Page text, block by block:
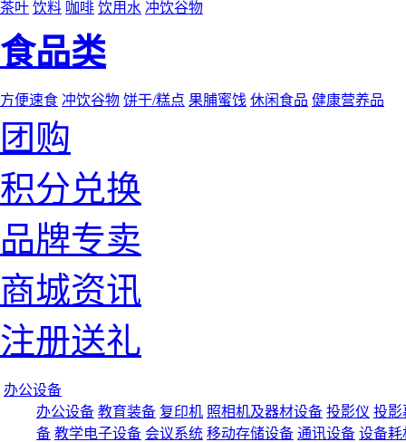
茶叶 饮料 咖啡 饮用水 冲饮谷物
食品类
方便速食 冲饮谷物 饼干/糕点 果脯蜜饯 休闲食品 健康营养品
团购
积分兑换
品牌专卖
商城资讯
注册送礼
办公设备
办公设备 教育装备 复印机 照相机及器材设备 投影仪 投影
备 教学电子设备 会议系统 移动存储设备 通讯设备 设备耗